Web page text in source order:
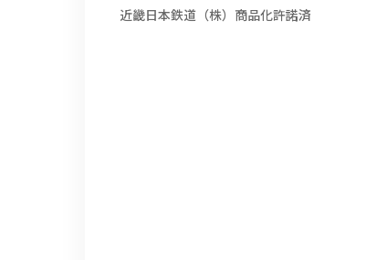
近畿日本鉄道（株）商品化許諾済